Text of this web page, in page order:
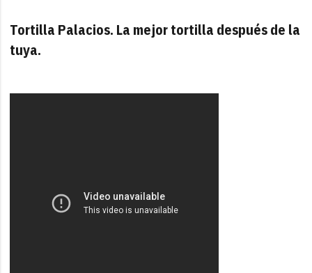
Tortilla Palacios. La mejor tortilla después de la
tuya.